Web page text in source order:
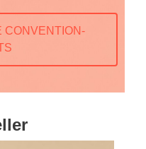
CONVENTION-